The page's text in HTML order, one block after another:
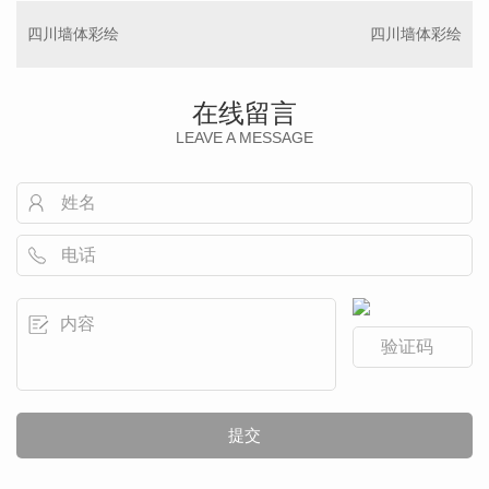
四川墙体彩绘 四川墙体彩绘
在线留言
LEAVE A MESSAGE